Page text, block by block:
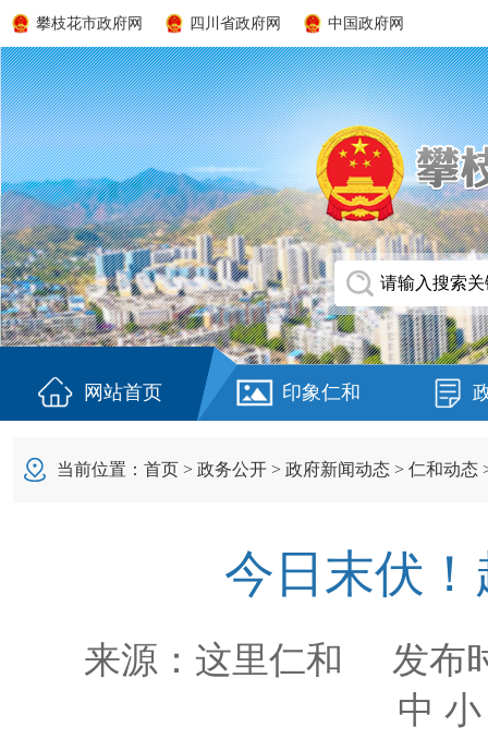
攀枝花市政府网 四川省政府网 中国政府网
网站首页 印象仁和
当前位置： 首页 > 政务公开 > 政府新闻动态 > 仁和动态
今日末伏
来源： 这里仁和 发布
中 小